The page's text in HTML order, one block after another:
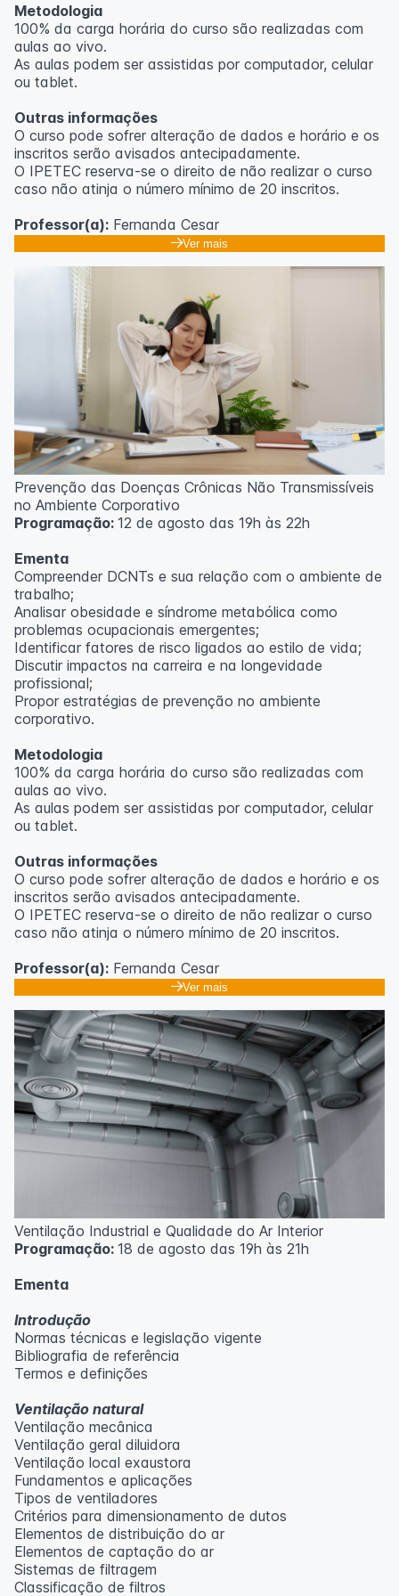
Metodologia
100% da carga horária do curso são realizadas com
aulas ao vivo.
As aulas podem ser assistidas por computador, celular
ou tablet.
Outras informações
O curso pode sofrer alteração de dados e horário e os
inscritos serão avisados ​​antecipadamente.
O IPETEC reserva-se o direito de não realizar o curso
caso não atinja o número mínimo de 20 inscritos.
Professor(a): Fernanda Cesar
Ver mais
Prevenção das Doenças Crônicas Não Transmissíveis
no Ambiente Corporativo
Programação: 12 de agosto das 19h às 22h
Ementa
Compreender DCNTs e sua relação com o ambiente de
trabalho;
Analisar obesidade e síndrome metabólica como
problemas ocupacionais emergentes;
Identificar fatores de risco ligados ao estilo de vida;
Discutir impactos na carreira e na longevidade
profissional;
Propor estratégias de prevenção no ambiente
corporativo.
Metodologia
100% da carga horária do curso são realizadas com
aulas ao vivo.
As aulas podem ser assistidas por computador, celular
ou tablet.
Outras informações
O curso pode sofrer alteração de dados e horário e os
inscritos serão avisados ​​antecipadamente.
O IPETEC reserva-se o direito de não realizar o curso
caso não atinja o número mínimo de 20 inscritos.
Professor(a): Fernanda Cesar
Ver mais
Ventilação Industrial e Qualidade do Ar Interior
Programação: 18 de agosto das 19h às 21h
Ementa
Introdução
Normas técnicas e legislação vigente
Bibliografia de referência
Termos e definições
Ventilação natural
Ventilação mecânica
Ventilação geral diluidora
Ventilação local exaustora
Fundamentos e aplicações
Tipos de ventiladores
Critérios para dimensionamento de dutos
Elementos de distribuição do ar
Elementos de captação do ar
Sistemas de filtragem
Classificação de filtros